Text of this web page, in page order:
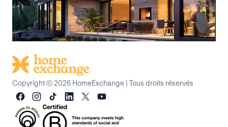
Copyright © 2026 HomeExchange Tous droits réservés